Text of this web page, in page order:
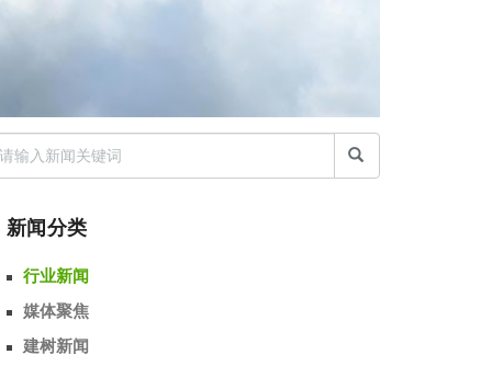
新闻分类
行业新闻
媒体聚焦
建树新闻